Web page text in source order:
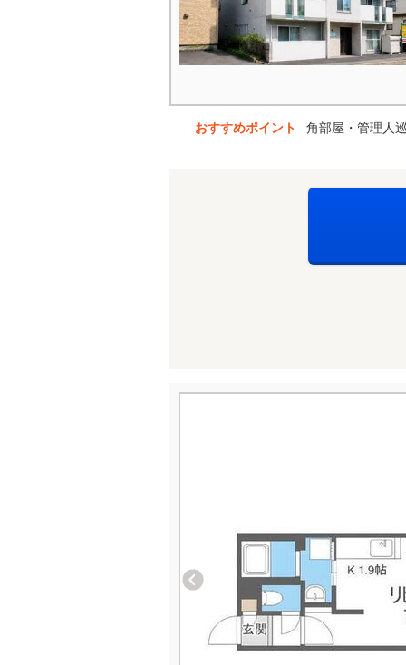
おすすめポイント 角部屋・管理人